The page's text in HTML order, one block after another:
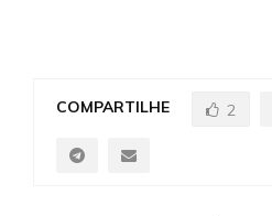
COMPARTILHE 2